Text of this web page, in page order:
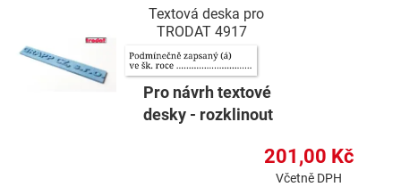
Textová deska pro
TRODAT 4917
Pro návrh textové
desky - rozklinout
201,00 Kč
Včetně DPH